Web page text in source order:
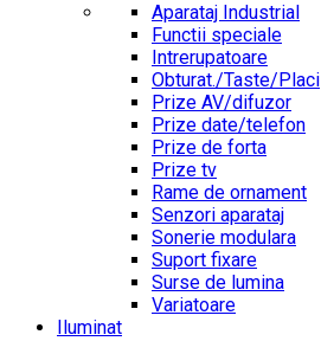
Aparataj Industrial
Functii speciale
Intrerupatoare
Obturat./Taste/Placi
Prize AV/difuzor
Prize date/telefon
Prize de forta
Prize tv
Rame de ornament
Senzori aparataj
Sonerie modulara
Suport fixare
Surse de lumina
Variatoare
Iluminat